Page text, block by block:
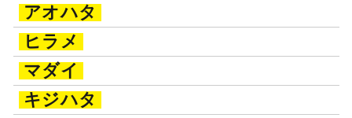
アオハタ
ヒラメ
マダイ
キジハタ